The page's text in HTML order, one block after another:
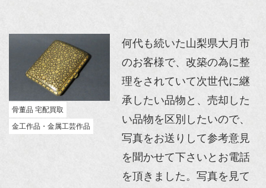
骨董品 宅配買取
金工作品・金属工芸作品
何代も続いた山梨県大月市
のお客様で、改築の為に整
理をされていて次世代に継
承したい品物と、売却した
い品物を区別したいので、
写真をお送りして参考意見
を聞かせて下さいとお電話
を頂きました。写真を見て